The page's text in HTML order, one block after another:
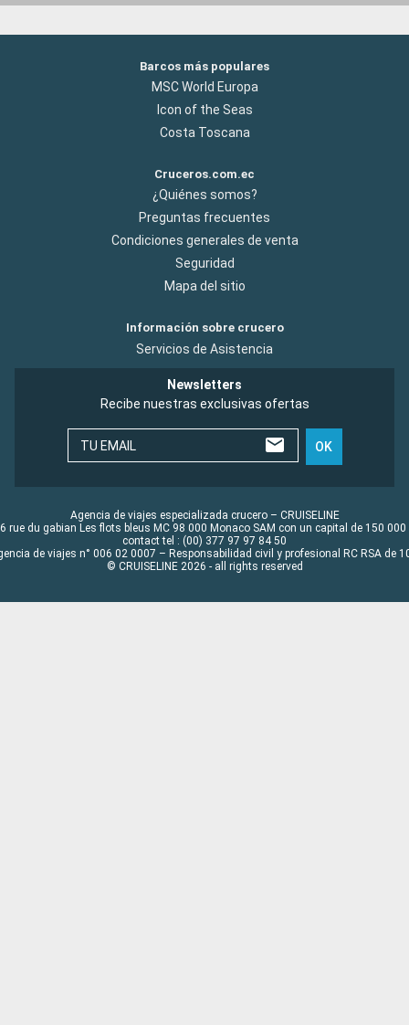
Barcos más populares
MSC World Europa
Icon of the Seas
Costa Toscana
Cruceros.com.ec
¿Quiénes somos?
Preguntas frecuentes
Condiciones generales de venta
Seguridad
Mapa del sitio
Información sobre crucero
Servicios de Asistencia
Newsletters
Recibe nuestras exclusivas ofertas
TU EMAIL OK
Agencia de viajes especializada crucero – CRUISELINE
rue du gabian Les flots bleus MC 98 000 Monaco SAM con un capital de 150 000
contact tel : (00) 377 97 97 84 50
de viajes n° 006 02 0007 – Responsabilidad civil y profesional RC RSA de
© CRUISELINE 2026 - all rights reserved